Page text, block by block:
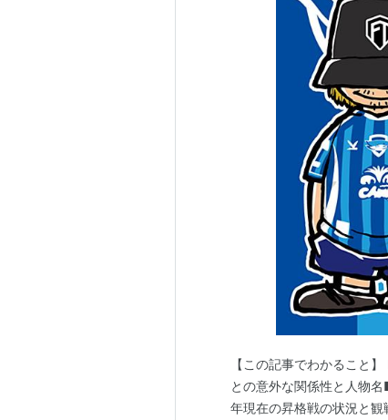
【この記事でわかること
との意外な関係性と人物
年現在の昇格戦の状況と